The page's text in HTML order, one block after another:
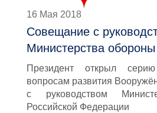
16 Мая 2018
Совещание с
Министерства обороны
Президент открыл
вопросам развития
с руководством
Российской Федерации